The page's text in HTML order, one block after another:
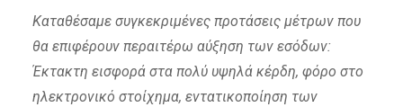
Καταθέσαμε συγκεκριμένες προτάσεις μέτρων που
θα επιφέρουν περαιτέρω αύξηση των εσόδων:
Έκτακτη εισφορά στα πολύ υψηλά κέρδη, φόρο στο
ηλεκτρονικό στοίχημα, εντατικοποίηση των